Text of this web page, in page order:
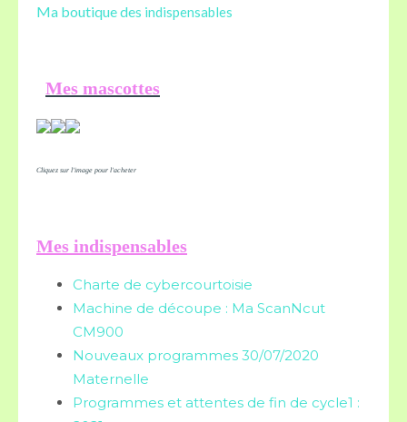
Ma boutique des indispensables
Mes mascottes
Cliquez sur l'image pour l'acheter
Mes indispensables
Charte de cybercourtoisie
Machine de découpe : Ma ScanNcut
CM900
Nouveaux programmes 30/07/2020
Maternelle
Programmes et attentes de fin de cycle1 :